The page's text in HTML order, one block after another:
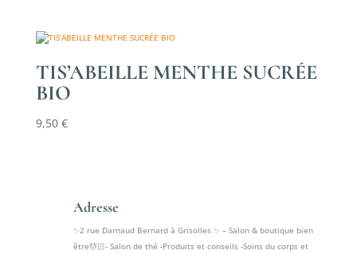
TIS’ABEILLE MENTHE SUCRÉE
BIO
9,50 €
Adresse
✨2 rue Darnaud Bernard à Grisolles ✨ – Salon & boutique bien
être💆🏻- Salon de thé -Produits et conseils -Soins du corps et